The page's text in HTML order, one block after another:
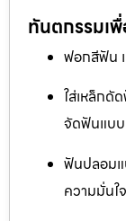
ทันตกรรมเ
ฟอกสีฟัน
ใส่เหล็กดั
จัดฟันแบ
ฟันปลอมแ
ความมั่นใ